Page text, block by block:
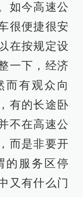
如今高速公
很便捷很安
在按规定设
一下，经济
而有观众向
有的长途卧
不在高速公
而是非要开
的服务区停
又有什么门